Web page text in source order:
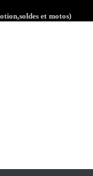
et motos)